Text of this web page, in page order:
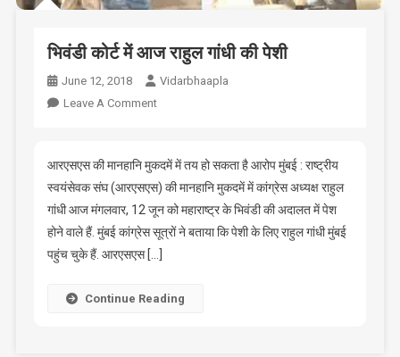
भिवंडी कोर्ट में आज राहुल गांधी की पेशी
June 12, 2018
Vidarbhaapla
Leave A CommentOn
में
आज
राहुल
गांधी
की
आरएसएस की मानहानि मुकदमें में तय हो सकता है आरोप मुंबई : राष्ट्रीय
स्वयंसेवक संघ (आरएसएस) की मानहानि मुकदमें में कांग्रेस अध्यक्ष राहुल
गांधी आज मंगलवार, 12 जून को महाराष्ट्र के भिवंडी की अदालत में पेश
होने वाले हैं. मुंबई कांग्रेस सूत्रों ने बताया कि पेशी के लिए राहुल गांधी मुंबई
पहुंच चुके हैं. आरएसएस […]
Continue Reading